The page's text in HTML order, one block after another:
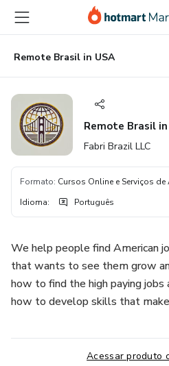
para
conteúdo
principal
para
pagamento
para
rodapé
Remote Brasil in USA
Remote Brasil
Fabri Brazil LLC
Formato: Cursos Online e Serviços
Idioma: Português
We help people find American
that wants to see them grow
how to find the high paying jobs
how to develop skills that
Acessar produto